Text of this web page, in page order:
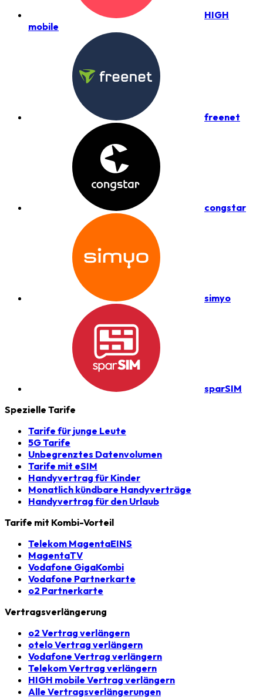
HIGH
mobile
freenet
congstar
simyo
sparSIM
Spezielle Tarife
Tarife für junge Leute
5G Tarife
Unbegrenztes Datenvolumen
Tarife mit eSIM
Handyvertrag für Kinder
Monatlich kündbare Handyverträge
Handyvertrag für den Urlaub
Tarife mit Kombi-Vorteil
Telekom MagentaEINS
MagentaTV
Vodafone GigaKombi
Vodafone Partnerkarte
o2 Partnerkarte
Vertragsverlängerung
o2 Vertrag verlängern
otelo Vertrag verlängern
Vodafone Vertrag verlängern
Telekom Vertrag verlängern
HIGH mobile Vertrag verlängern
Alle Vertragsverlängerungen